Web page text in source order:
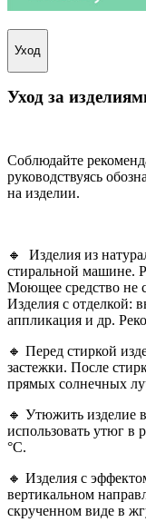
Уход
Уход за
Соблюдайте
руководствуясь
на изделии.
🔸 Изделия из
стиральной машине.
Моющее средство не
Изделия с отделкой:
аппликация и др.
🔸 Перед стиркой
застежки. После
прямых солнечных
🔸 Утюжить изделие
использовать утюг в
°С.
🔸 Изделия с
вертикальном
скрученном виде в